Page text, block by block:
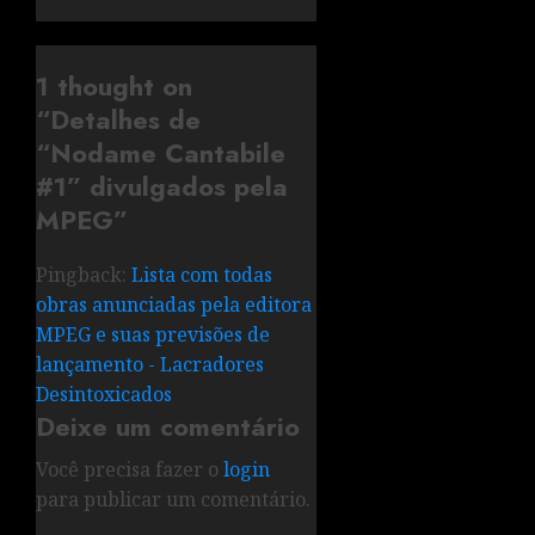
1 thought on
“Detalhes de
“Nodame Cantabile
#1” divulgados pela
MPEG”
Pingback: Lista com todas
obras anunciadas pela editora
MPEG e suas previsões de
lançamento - Lacradores
Desintoxicados
Deixe um comentário
Você precisa fazer o login
para publicar um comentário.